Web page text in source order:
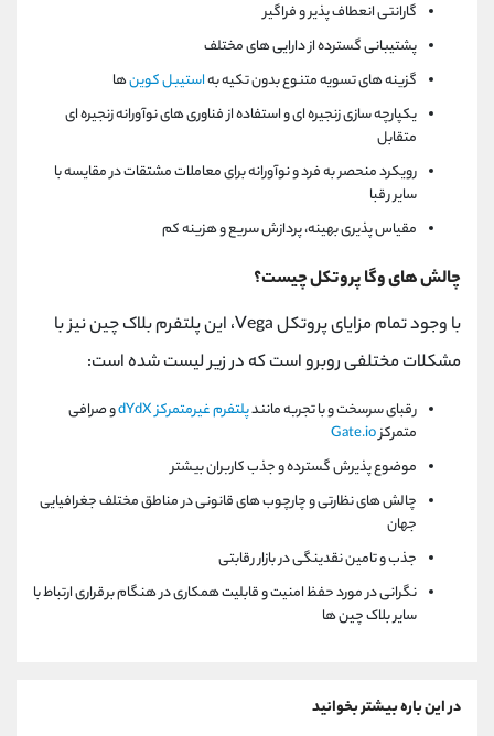
گارانتی انعطاف پذیر و فراگیر
پشتیبانی گسترده از دارایی های مختلف
گزینه های تسویه متنوع بدون تکیه بهاستیبل کوینها
یکپارچه سازی زنجیره ای و استفاده از فناوری های نوآورانه زنجیره ای
متقابل
رویکرد منحصر به فرد و نوآورانه برای معاملات مشتقات در مقایسه با
سایر رقبا
مقیاس پذیری بهینه، پردازش سریع و هزینه کم
چالش های وگا پروتکل چیست؟
با وجود تمام مزایای پروتکل Vega، این پلتفرم بلاک چین نیز با
مشکلات مختلفی روبرو است که در زیر لیست شده است:
رقبای سرسخت و با تجربه مانندپلتفرم غیرمتمرکز dYdX
و صرافی
متمرکزGate.io
موضوع پذیرش گسترده و جذب کاربران بیشتر
چالش های نظارتی و چارچوب های قانونی در مناطق مختلف جغرافیایی
جهان
جذب و تامین نقدینگی در بازار رقابتی
نگرانی در مورد حفظ امنیت و قابلیت همکاری در هنگام برقراری ارتباط با
سایر بلاک چین ها
در این باره بیشتر بخوانید